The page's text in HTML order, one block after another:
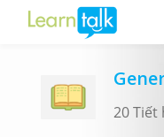
20 Tiết